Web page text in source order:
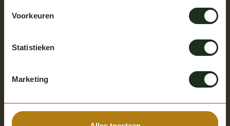
Voorkeuren
Statistieken
Marketing
Elevated frame for
sidemarker lamp